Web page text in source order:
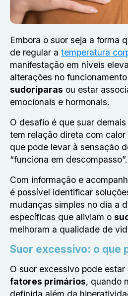
Embora o suor seja a forma
de regular a temperatura
manifestação em níveis
alterações no
sudoríparas ou estar
emocionais e hormonais.
O desafio é que suar
tem relação direta com
que pode levar à sensação
“funciona em descompasso”.
Com informação e
é possível identificar
mudanças simples no dia a
específicas que aliviam o
melhoram a qualidade de
Suor excessivo: o que
O suor excessivo pode
fatores primários, quando
definida além da